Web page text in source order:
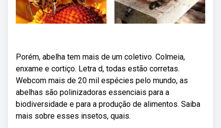
Porém, abelha tem mais de um coletivo. Colmeia,
enxame e cortiço. Letra d, todas estão corretas.
Webcom mais de 20 mil espécies pelo mundo, as
abelhas são polinizadoras essenciais para a
biodiversidade e para a produção de alimentos. Saiba
mais sobre esses insetos, quais.